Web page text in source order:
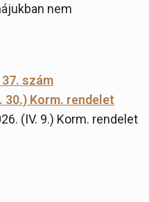
nem
szám
30.) Korm. rendelet
(IV. 9.) Korm. rendelet